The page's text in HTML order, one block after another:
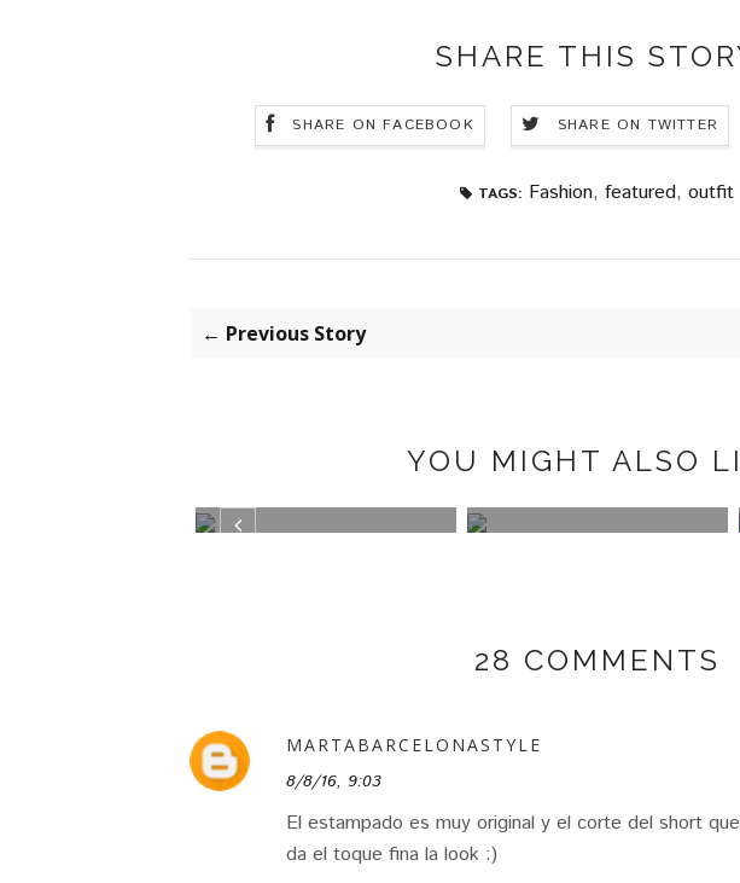
SHARE THIS
SHARE ON FACEBOOK SHARE ON TWITTER
TAGS: Fashion, featured, outfit
← Previous Story
YOU MIGHT ALSO
28 COMMENTS
MARTABARCELONASTYLE
8/8/16, 9:03
El estampado es muy original y el corte del short
da el toque fina la look :)